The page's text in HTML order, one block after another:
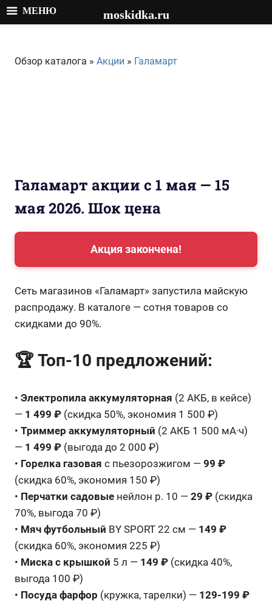
содержимому
Обзор каталога » Акции » Галамарт
Галамарт акции с 1 мая — 15
мая 2026. Шок цена
Акция закончена!
Сеть магазинов «Галамарт» запустила майскую
распродажу. В каталоге — сотня товаров со
скидками до 90%.
🏆 Топ-10 предложений:
• Электропила аккумуляторная (2 АКБ, в кейсе)
— 1 499 ₽ (скидка 50%, экономия 1 500 ₽)
• Триммер аккумуляторный (2 АКБ 1 500 мА·ч)
— 1 499 ₽ (выгода до 2 000 ₽)
• Горелка газовая с пьезорозжигом — 99 ₽
(скидка 60%, экономия 150 ₽)
• Перчатки садовые нейлон р. 10 — 29 ₽ (скидка
70%, выгода 70 ₽)
• Мяч футбольный BY SPORT 22 см — 149 ₽
(скидка 60%, экономия 225 ₽)
• Миска с крышкой 5 л — 149 ₽ (скидка 40%,
выгода 100 ₽)
• Посуда фарфор (кружка, тарелки) — 129-199 ₽
МЕНЮ moskidka.ru